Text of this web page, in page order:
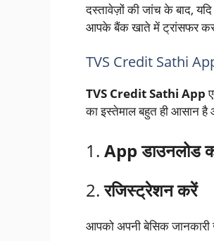
दस्तावेज़ों की जांच के बाद,
आपके बैंक खाते में ट्रांसफर कर
TVS Credit Sathi
TVS Credit Sathi App
का इस्तेमाल बहुत ही आसान
1. App डाउनलोड
2.रजिस्ट्रेशन करें
आपको अपनी बेसिक